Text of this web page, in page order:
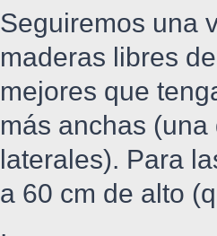
Seguiremos una
maderas libres
mejores que
más anchas
laterales). Para
a 60 cm de alto
.